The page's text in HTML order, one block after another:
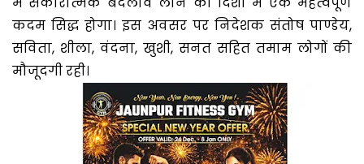
कदम सिद्ध होगा। इस अवसर पर निदेशक संतोष पाण्डेय,
सविता, शीला, वंदना, खुशी, सनत सहित तमाम लोगों की
मौजूदगी रही।